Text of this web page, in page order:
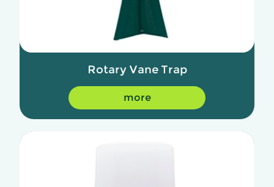
Rotary Vane Trap
more